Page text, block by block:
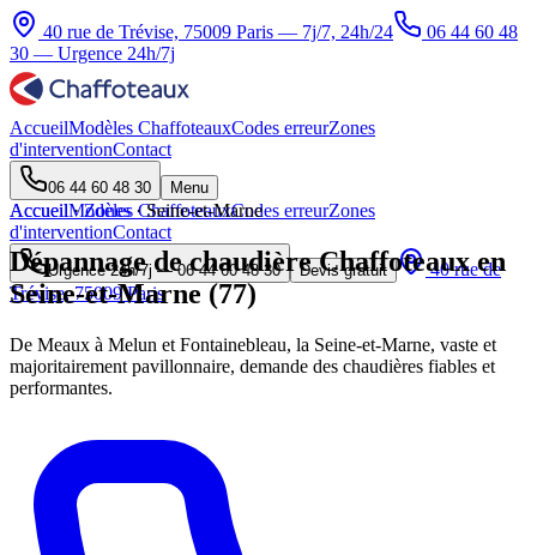
40 rue de Trévise, 75009 Paris — 7j/7, 24h/24
06 44 60 48
30 — Urgence 24h/7j
AccueilModèles ChaffoteauxCodes erreurZones
d'interventionContact
06 44 60 48 30 Menu
AccueilModèles ChaffoteauxCodes erreurZones
d'interventionContact
Urgence 24h/7j —06 44 60 48 30 Devis gratuit
40 rue de
Trévise, 75009 Paris
Accueil·Zones·Seine-et-Marne
Dépannage de chaudière Chaffoteaux en
Seine-et-Marne (77)
De Meaux à Melun et Fontainebleau, la Seine-et-Marne, vaste et
majoritairement pavillonnaire, demande des chaudières fiables et
performantes.